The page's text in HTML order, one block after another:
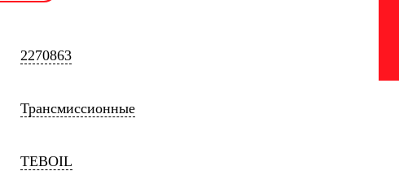
2270863
Трансмиссионные
TEBOIL